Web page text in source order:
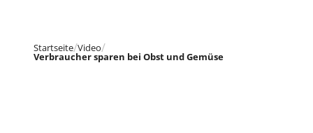
Startseite Video
Verbraucher sparen bei Obst und Gemüse